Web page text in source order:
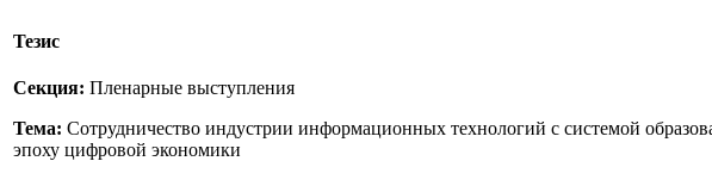
Тезис
Секция: Пленарные выступления
Тема: Сотрудничество индустрии информационных технологий с системой
эпоху цифровой экономики